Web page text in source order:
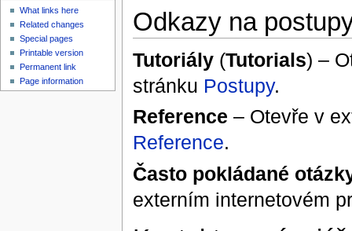
Odkazy na
Tutoriály(Tutorials) –
stránku Postupy.
Reference – Otevře v
Reference.
Často pokládané
externím internetovém
What links here
Related changes
Special pages
Printable version
Permanent link
Page information